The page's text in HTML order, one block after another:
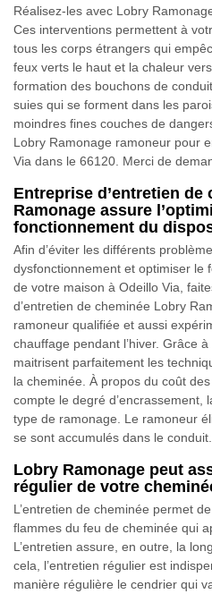
Réalisez-les avec Lobry
Ces interventions permettent à
tous les corps étrangers qui
feux verts le haut et la chaleur
formation des bouchons de
suies qui se forment dans les
moindres fines couches de
Lobry Ramonage ramoneur pour
Via dans le 66120. Merci de
Entreprise d’entretien de
Ramonage assure
fonctionnement du
Afin d’éviter les différents
dysfonctionnement et optimiser le
de votre maison à Odeillo Via,
d’entretien de cheminée Lobry
ramoneur qualifiée et aussi
chauffage pendant l’hiver. Grâce
maitrisent parfaitement les
la cheminée. À propos du coût
compte le degré d’encrassement,
type de ramonage. Le ramoneur
se sont accumulés dans le conduit.
Lobry Ramonage peut
régulier de votre
L’entretien de cheminée permet
flammes du feu de cheminée qui
L’entretien assure, en outre, la
cela, l’entretien régulier est
manière régulière le cendrier qui